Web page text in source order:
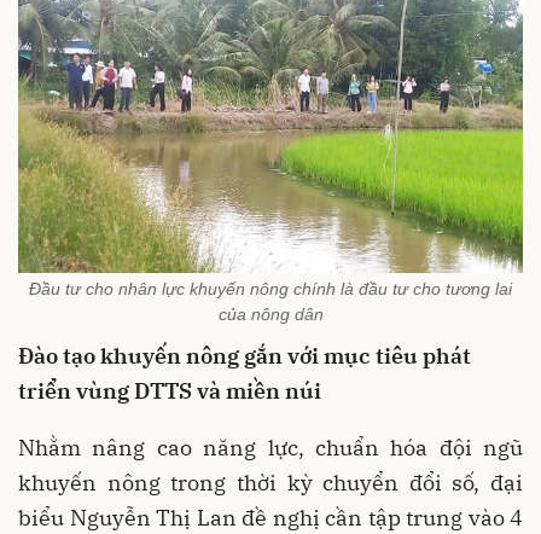
Đầu tư cho nhân lực khuyến nông chính là đầu tư cho tương lai
của nông dân
Đào tạo khuyến nông gắn với mục tiêu phát
triển vùng DTTS và miền núi
Nhằm nâng cao năng lực, chuẩn hóa đội ngũ
khuyến nông trong thời kỳ chuyển đổi số, đại
biểu Nguyễn Thị Lan đề nghị cần tập trung vào 4